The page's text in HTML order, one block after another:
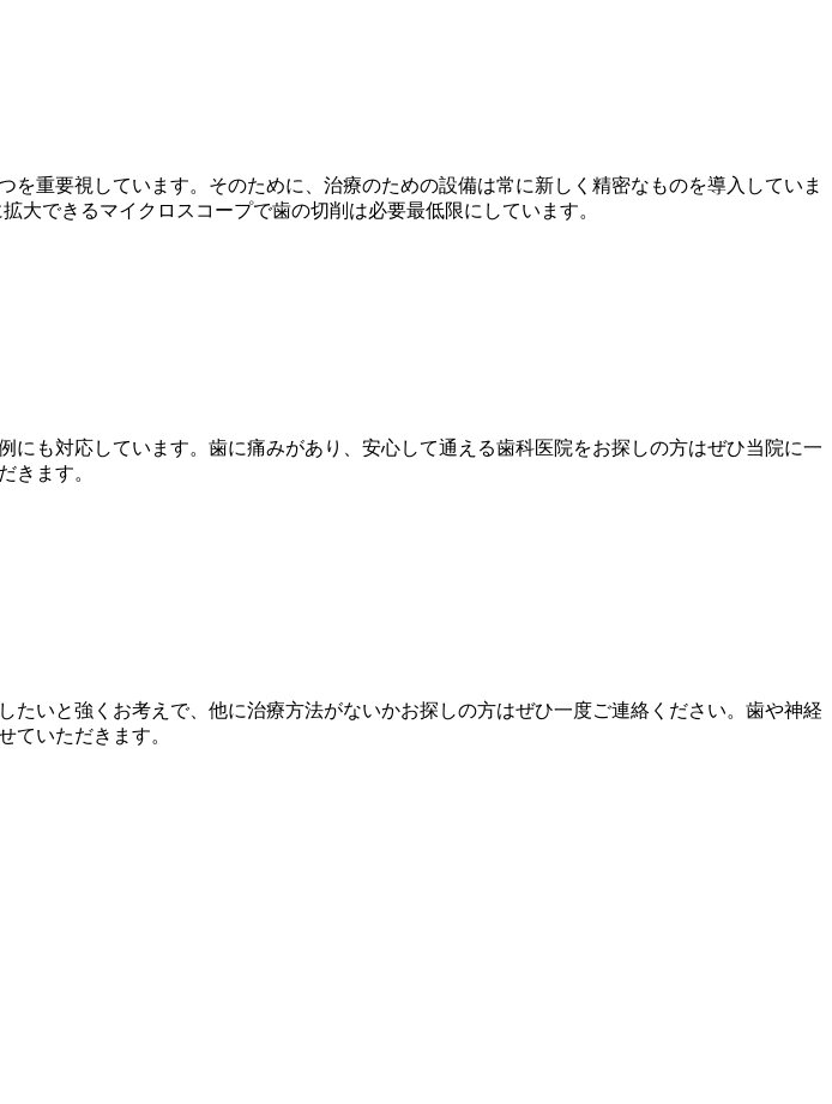
重要視しています。そのために、治療のための設備は常に新しく精密なものを導入していま
大できるマイクロスコープで歯の切削は必要最低限にしています。
も対応しています。歯に痛みがあり、安心して通える歯科医院をお探しの方はぜひ当院に一
きます。
いと強くお考えで、他に治療方法がないかお探しの方はぜひ一度ご連絡ください。歯や神経
ていただきます。